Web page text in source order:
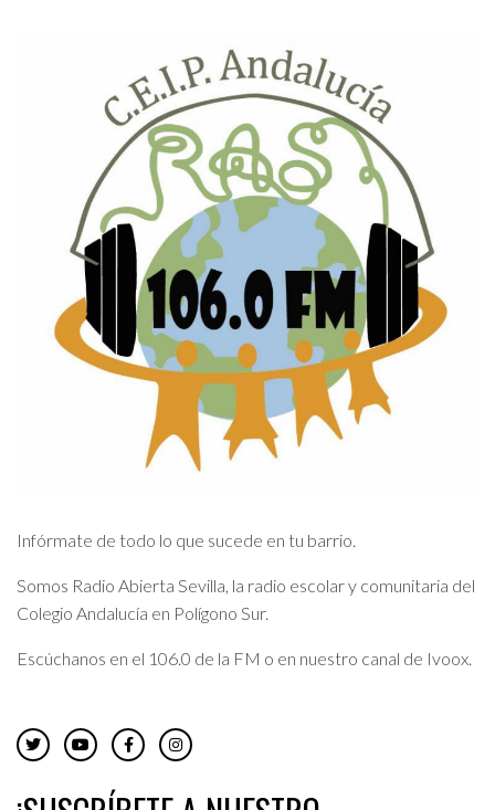
Infórmate de todo lo que sucede en tu barrio.
Somos Radio Abierta Sevilla, la radio escolar y comunitaria del
Colegio Andalucía en Polígono Sur.
Escúchanos en el 106.0 de la FM o en nuestro canal de Ivoox.